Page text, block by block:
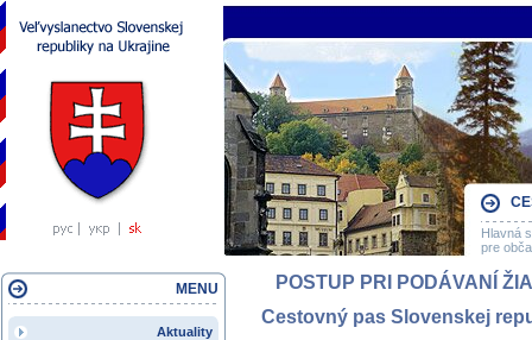
Hlavná
pre
MENU
Aktuality
POSTUP PRI PODÁVANÍ
Cestovný pas Slovenskej